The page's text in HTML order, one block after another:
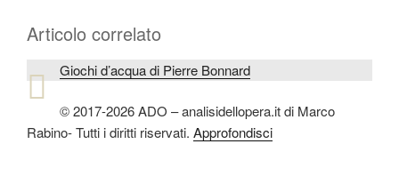
Articolo correlato
Giochi d’acqua di Pierre Bonnard
© 2017-2026 ADO – analisidellopera.it di Marco
Rabino- Tutti i diritti riservati. Approfondisci